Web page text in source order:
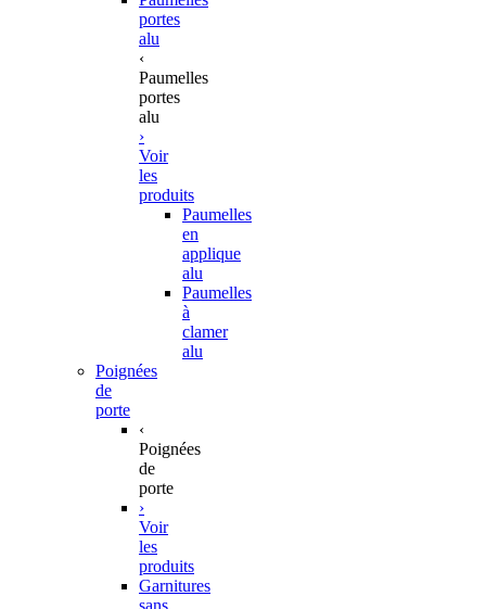
portes
alu
‹
Paumelles
portes
alu
›
Voir
les
produits
Paumelles
en
applique
alu
Paumelles
à
clamer
alu
Poignées
de
porte
‹
Poignées
de
porte
›
Voir
les
produits
Garnitures
sans